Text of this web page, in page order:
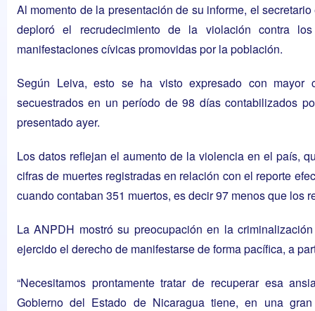
Al momento de la presentación de su informe, el
deploró el recrudecimiento de la violación contra
manifestaciones cívicas promovidas por la población.
Según Leiva, esto se ha visto expresado con
secuestrados en un período de 98 días contabilizados
presentado ayer.
Los datos reflejan el aumento de la violencia en el país,
cifras de muertes registradas en relación con el reporte
cuando contaban 351 muertos, es decir 97 menos que los
La ANPDH mostró su preocupación en la
ejercido el derecho de manifestarse de forma pacífica, a
“Necesitamos prontamente tratar de recuperar esa
Gobierno del Estado de Nicaragua tiene, en una